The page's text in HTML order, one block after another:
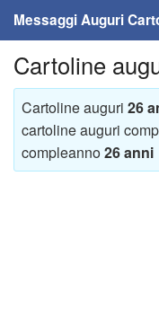
Messaggi Auguri
Home
Messaggi
Cartoline
Cartoline
Cartoline auguri 26
cartoline auguri
compleanno26 anni